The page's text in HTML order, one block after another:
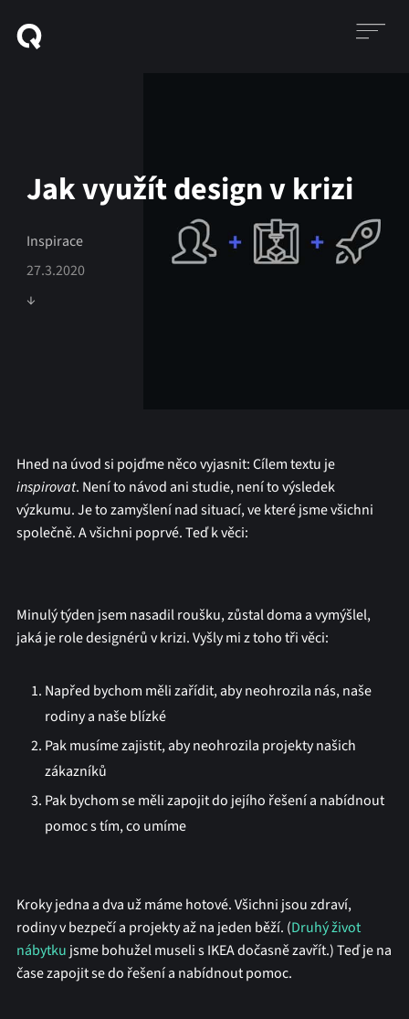
Jak využít design v krizi
Inspirace
27.3.2020
↓
Hned na úvod si pojďme něco vyjasnit: Cílem textu je
inspirovat. Není to návod ani studie, není to výsledek
výzkumu. Je to zamyšlení nad situací, ve které jsme všichni
společně. A všichni poprvé. Teď k věci:
Minulý týden jsem nasadil roušku, zůstal doma a vymýšlel,
jaká je role designérů v krizi. Vyšly mi z toho tři věci:
Napřed bychom měli zařídit, aby neohrozila nás, naše
rodiny a naše blízké
Pak musíme zajistit, aby neohrozila projekty našich
zákazníků
Pak bychom se měli zapojit do jejího řešení a nabídnout
pomoc s tím, co umíme
Kroky jedna a dva už máme hotové. Všichni jsou zdraví,
rodiny v bezpečí a projekty až na jeden běží. (Druhý život
nábytku jsme bohužel museli s IKEA dočasně zavřít.) Teď je na
čase zapojit se do řešení a nabídnout pomoc.